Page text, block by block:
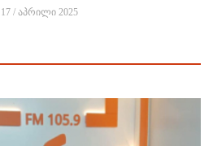
17 / აპრილი 2025